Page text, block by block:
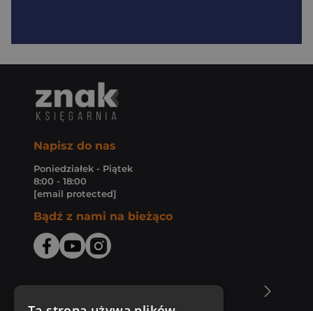
Napisz do nas
Poniedziałek - Piątek
8:00 - 18:00
[email protected]
Bądź z nami na bieżąco